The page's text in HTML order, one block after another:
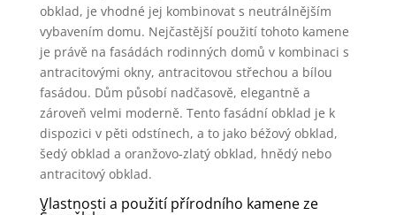
obklad, je vhodné jej kombinovat s neutrálnějším
vybavením domu. Nejčastější použití tohoto kamene
je právě na fasádách rodinných domů v kombinaci s
antracitovými okny, antracitovou střechou a bílou
fasádou. Dům působí nadčasově, elegantně a
zároveň velmi moderně. Tento fasádní obklad je k
dispozici v pěti odstínech, a to jako béžový obklad,
šedý obklad a oranžovo-zlatý obklad, hnědý nebo
antracitový obklad.
Vlastnosti a použití přírodního kamene ze